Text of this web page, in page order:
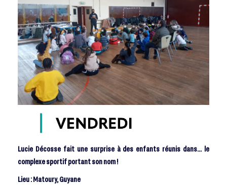
Lucie Décosse fait une surprise à des enfants réunis dans… le
complexe sportif portant son nom !
Lieu :Matoury, Guyane